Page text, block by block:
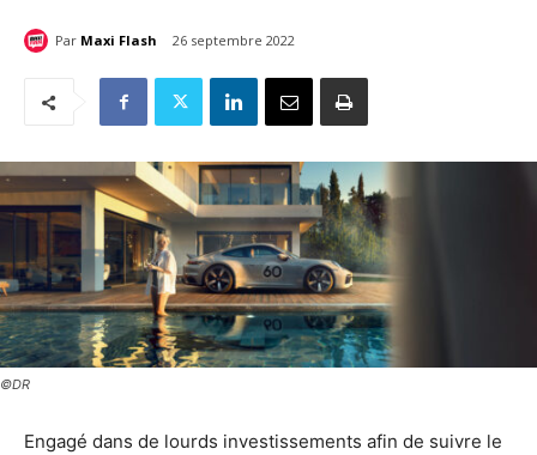
Par Maxi Flash 26 septembre 2022
©DR
Engagé dans de lourds investissements afin de suivre le